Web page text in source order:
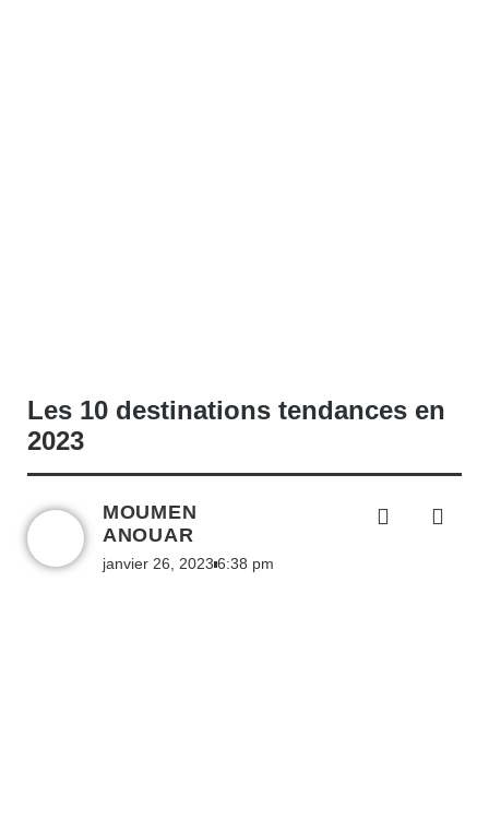
Les 10 destinations tendances en
2023
MOUMEN
ANOUAR
janvier 26, 2023 6:38 pm